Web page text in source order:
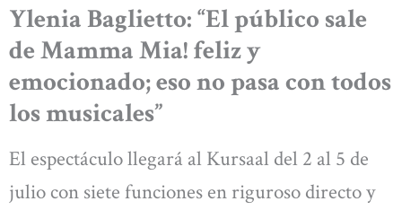
Ylenia Baglietto: “El público sale
de Mamma Mia! feliz y
emocionado; eso no pasa con todos
los musicales”
El espectáculo llegará al Kursaal del 2 al 5 de
julio con siete funciones en riguroso directo y